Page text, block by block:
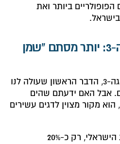
ביותר ואת
חומצות שומן אומגה-3: יותר מסתם "שמן
כשאנחנו חושבים על אומגה-3, הדבר הראשון שעולה לנו
אבל האם ידעתם שהים
הוא מקור מצוין לדגים עשירים
לפי נתוני משרד הבריאות הישראלי, רק כ-20%